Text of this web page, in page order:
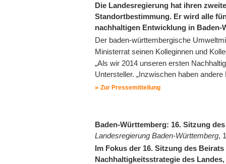
Die Landesregierung hat ihren
Standortbestimmung. Er wird alle
nachhaltigen Entwicklung in Baden-
Der baden-württembergische
Ministerrat seinen Kolleginnen und
„Als wir 2014 unseren ersten
Untersteller. „Inzwischen haben
Zur Pressemitteilung
Baden-Württemberg: 16. Sitzung
Landesregierung Baden-Württemberg,
Im Fokus der 16. Sitzung des
Nachhaltigkeitsstrategie des